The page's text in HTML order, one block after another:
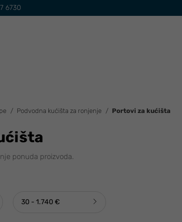
6730
Podvodna kućišta za ronjenje Portovi za kućišta
ponuda proizvoda.
30 - 1.740 €